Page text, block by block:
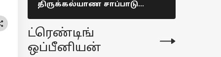
திருக்கல்யாண சாப்பாடு
ட்ரெண்டிங்
ஒப்பீனியன்